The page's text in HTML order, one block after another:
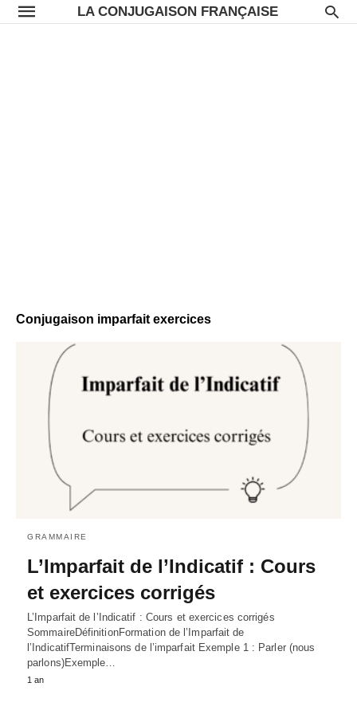
LA CONJUGAISON FRANÇAISE
Conjugaison imparfait exercices
GRAMMAIRE
L’Imparfait de l’Indicatif : Cours
et exercices corrigés
L’Imparfait de l’Indicatif : Cours et exercices corrigés
SommaireDéfinitionFormation de l’Imparfait de
l’IndicatifTerminaisons de l’imparfait Exemple 1 : Parler (nous
parlons)Exemple…
1 an